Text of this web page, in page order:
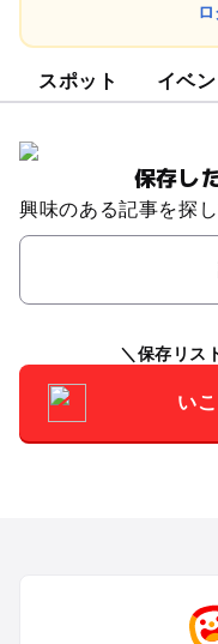
スポット イベン
保存し
興味のある記事を探
保存リス
い